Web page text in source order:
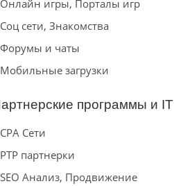
Онлайн игры, Порталы игр
Соц сети, Знакомства
Форумы и чаты
Мобильные загрузки
программы и IT
CPA Сети
PTP партнерки
SEO Анализ, Продвижение